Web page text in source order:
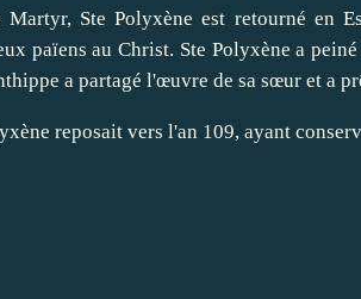
Martyr, Ste Polyxène est retourné en
païens au Christ. Ste Polyxène a
a partagé l'œuvre de sa sœur et a
reposait vers l'an 109, ayant